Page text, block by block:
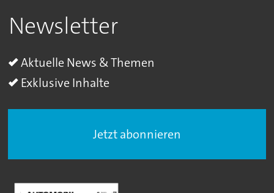
Newsletter
Aktuelle News & Themen
Exklusive Inhalte
Jetzt abonnieren